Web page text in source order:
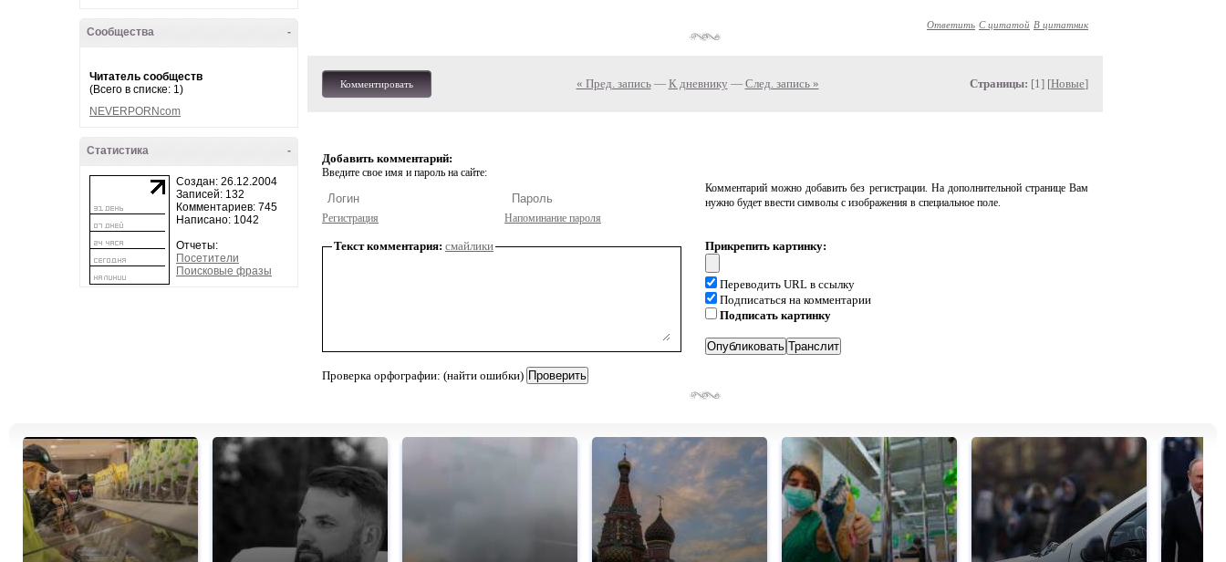
-
Сообщества
Читатель сообществ
(Всего в списке: 1)
NEVERPORNcom
-
Статистика
Создан: 26.12.2004
Записей: 132
Комментариев: 745
Написано: 1042
Отчеты:
Посетители
Поисковые фразы
Ответить С цитатой В цитатник
Комментировать « Пред. запись— К дневнику — След. запись » Страницы: [1] [Новые]
Добавить комментарий:
Введите свое имя и пароль на сайте:
Регистрация Напоминание пароля
Комментарий можно добавить без регистрации. На дополнительной странице Вам
нужно будет ввести символы с изображения в специальное поле.
Текст комментария: смайлики
Проверка орфографии: (найти ошибки)
Прикрепить картинку:
Переводить URL в ссылку
Подписаться на комментарии
Подписать картинку